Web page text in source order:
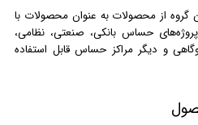
گروه از محصولات به عنوان محصولات با
پروژه‌های حساس بانکی، صنعتی، نظامی،
و دیگر مراکز حساس قابل استفاده